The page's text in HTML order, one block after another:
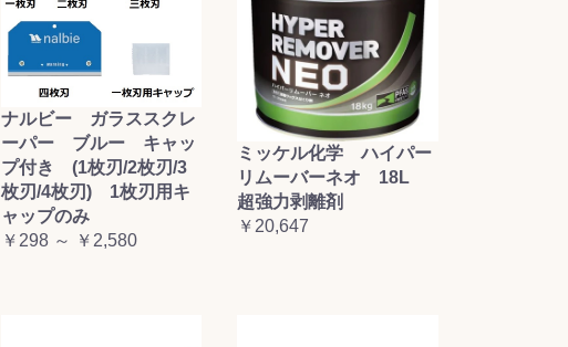
ナルビー ガラススクレ
ーパー ブルー キャッ
プ付き (1枚刃/2枚刃/3
枚刃/4枚刃) 1枚刃用キ
ャップのみ
￥298 ～ ￥2,580
ミッケル化学 ハイパー
リムーバーネオ 18L
超強力剥離剤
￥20,647